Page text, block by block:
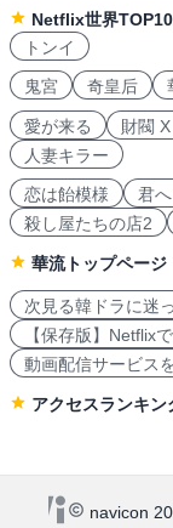
Netflix世界TOP10
トンイ
鬼宮
奇皇后
愛が来る 財閥
人妻キラー
恋は飴模様
君
殺し屋たちの店2
華流トップページ
次見る韓ドラに迷
【保存版】Netflix
動画配信サービス
アクセスランキン
navicon